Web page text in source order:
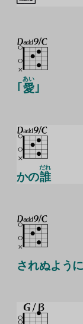
｢ 愛
あい
｣
かの誰
だれ
されぬように